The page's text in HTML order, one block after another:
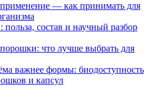
применение — как принимать для
состав и научный разбор
что лучше выбрать для
важнее формы: биодоступность
и капсул